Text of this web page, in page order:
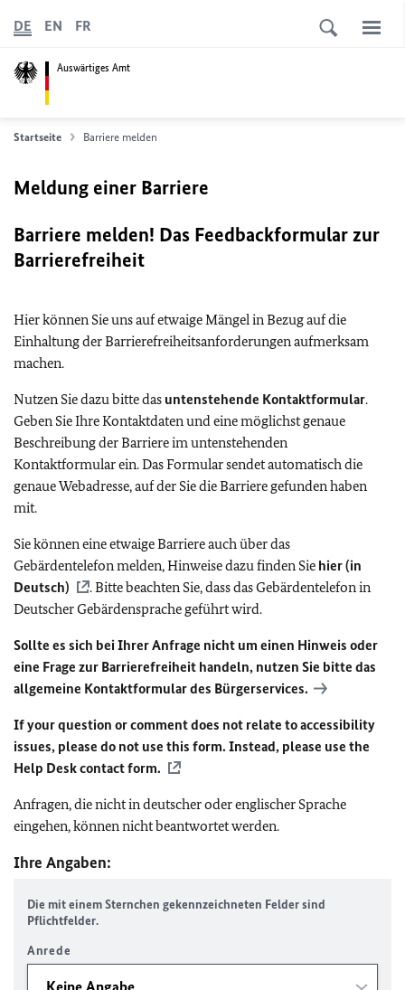
Auswärtiges Amt
DE EN FR
Startseite Barriere melden
Meldung einer Barriere
Barriere melden! Das Feedbackformular zur
Barrierefreiheit
Hier können Sie uns auf etwaige Mängel in Bezug auf die
Einhaltung der Barrierefreiheitsanforderungen aufmerksam
machen.
Nutzen Sie dazu bitte das untenstehende Kontaktformular.
Geben Sie Ihre Kontaktdaten und eine möglichst genaue
Beschreibung der Barriere im untenstehenden
Kontaktformular ein. Das Formular sendet automatisch die
genaue Webadresse, auf der Sie die Barriere gefunden haben
mit.
Sie können eine etwaige Barriere auch über das
Gebärdentelefon melden, Hinweise dazu finden Sie hier (in
Deutsch)
. Bitte beachten Sie, dass das Gebärdentelefon in
Deutscher Gebärdensprache geführt wird.
Sollte es sich bei Ihrer Anfrage nicht um einen Hinweis oder
eine Frage zur Barrierefreiheit handeln, nutzen Sie bitte das
allgemeine Kontaktformular des Bürgerservices.
If your question or comment does not relate to accessibility
issues, please do not use this form. Instead, please use the
Help Desk contact form.
Anfragen, die nicht in deutscher oder englischer Sprache
eingehen, können nicht beantwortet werden.
Ihre Angaben:
Die mit einem Sternchen gekennzeichneten Felder sind
Pflichtfelder.
Anrede